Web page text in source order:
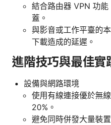
結合路由器 VPN 功
蓋。
與影音或工作平臺的
下載造成的延遲。
進階技巧與最佳實
設備與網路環境
使用有線連接優於無
20%。
避免同時併發大量裝